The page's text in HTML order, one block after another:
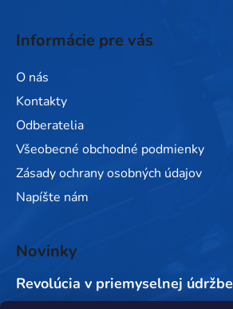
Informácie pre vás
O nás
Kontakty
Odberatelia
Všeobecné obchodné podmienky
Zásady ochrany osobných údajov
Napíšte nám
Novinky
Revolúcia v priemyselnej údržbe